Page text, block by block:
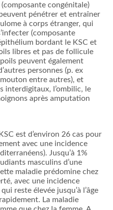
(composante congénitale)
pénétrer et entraîner
à corps étranger, qui
(composante
bordant le KSC et
libres et pas de follicule
peuvent également
personnes (p. ex
entre autres), et
interdigitaux, l’ombilic, le
après amputation
est d’environ 26 cas pour
avec une incidence
Jusqu’à 1%
masculins d’une
maladie prédomine chez
avec une incidence
reste élevée jusqu’à l’âge
La maladie